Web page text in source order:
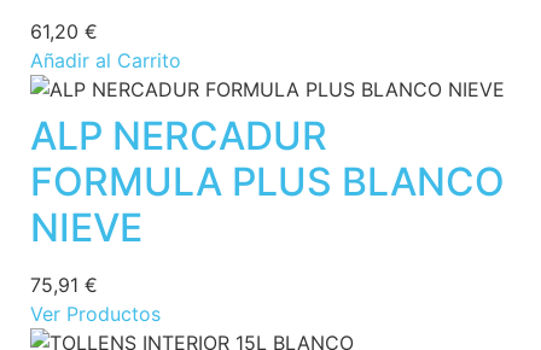
61,20 €
Añadir al Carrito
ALP NERCADUR
FORMULA PLUS BLANCO
NIEVE
75,91 €
Ver Productos